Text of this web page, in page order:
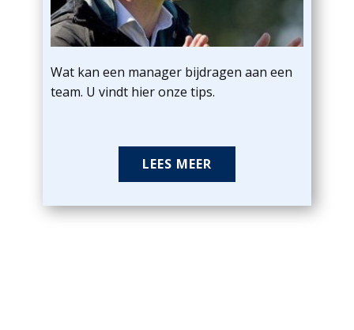
Wat kan een manager bijdragen aan een
team. U vindt hier onze tips.
LEES MEER